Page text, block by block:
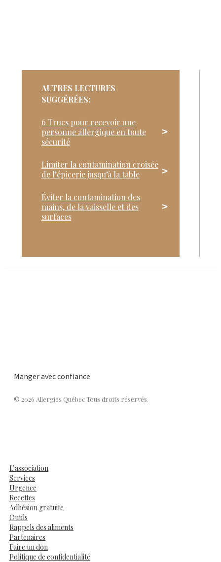
AUTRES LECTURES
SUGGÉRÉES:
6 Trucs pour recevoir une
personne allergique en toute
sécurité
Limiter la contamination croisée
de l’épicerie jusqu’à la table
Éviter la contamination des
mains, de la vaisselle et des
surfaces
Manger avec confiance
© 2026 Allergies Québec Tous droits réservés.
L’association
Services
Urgence
Recettes
Adhésion gratuite
Outils
Rappels des aliments
Partenaires
Faire un don
Politique de confidentialité